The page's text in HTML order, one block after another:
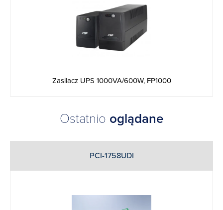
Zasilacz UPS 1000VA/600W, FP1000
Ostatnio oglądane
PCI-1758UDI